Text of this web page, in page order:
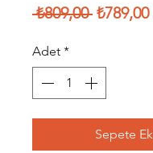
₺809,00 Normal
₺789,00
Adet *
Sepete